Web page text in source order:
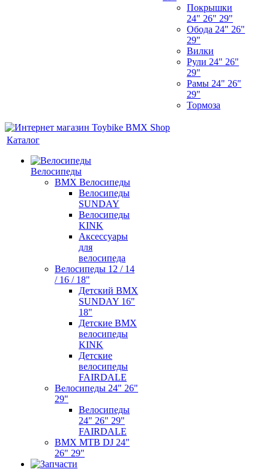
Покрышки
24" 26" 29"
Обода 24" 26"
29"
Вилки
Рули 24" 26"
29"
Рамы 24" 26"
29"
Тормоза
Каталог
Велосипеды
BMX Велосипеды
Велосипеды
SUNDAY
Велосипеды
KINK
Аксессуары
для
велосипеда
Велосипеды 12 / 14
/ 16 / 18"
Детский BMX
SUNDAY 16"
18"
Детские BMX
велосипеды
KINK
Детские
велосипеды
FAIRDALE
Велосипеды 24" 26"
29"
Велосипеды
24" 26" 29"
FAIRDALE
BMX MTB DJ 24"
26" 29"